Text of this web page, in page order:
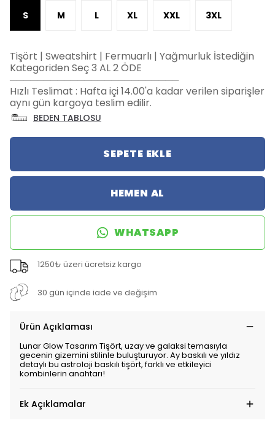
S M L XL XXL 3XL
Tişört | Sweatshirt | Fermuarlı | Yağmurluk İstediğin
Kategoriden Seç 3 AL 2 ÖDE
─────────────────────────
Hızlı Teslimat : Hafta içi 14.00'a kadar verilen siparişler
aynı gün kargoya teslim edilir.
BEDEN TABLOSU
SEPETE EKLE
HEMEN AL
WHATSAPP
1250₺ üzeri ücretsiz kargo
30 gün içinde iade ve değişim
Ürün Açıklaması
Lunar Glow Tasarım Tişört, uzay ve galaksi temasıyla
gecenin gizemini stilinle buluşturuyor. Ay baskılı ve yıldız
detaylı bu astroloji baskılı tişört, farklı ve etkileyici
kombinlerin anahtarı!
Ek Açıklamalar